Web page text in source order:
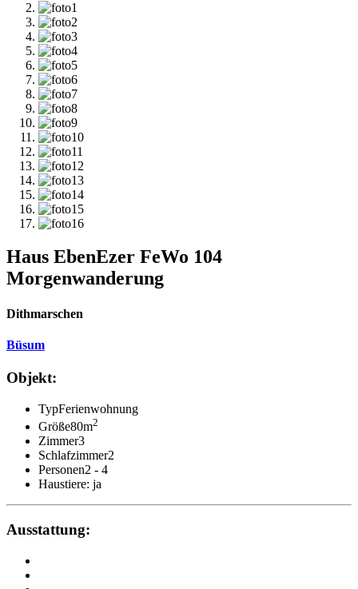
Haus EbenEzer FeWo 104
Morgenwanderung
Dithmarschen
Büsum
Objekt:
TypFerienwohnung
Größe80m2
Zimmer3
Schlafzimmer2
Personen2 - 4
Haustiere: ja
Ausstattung: